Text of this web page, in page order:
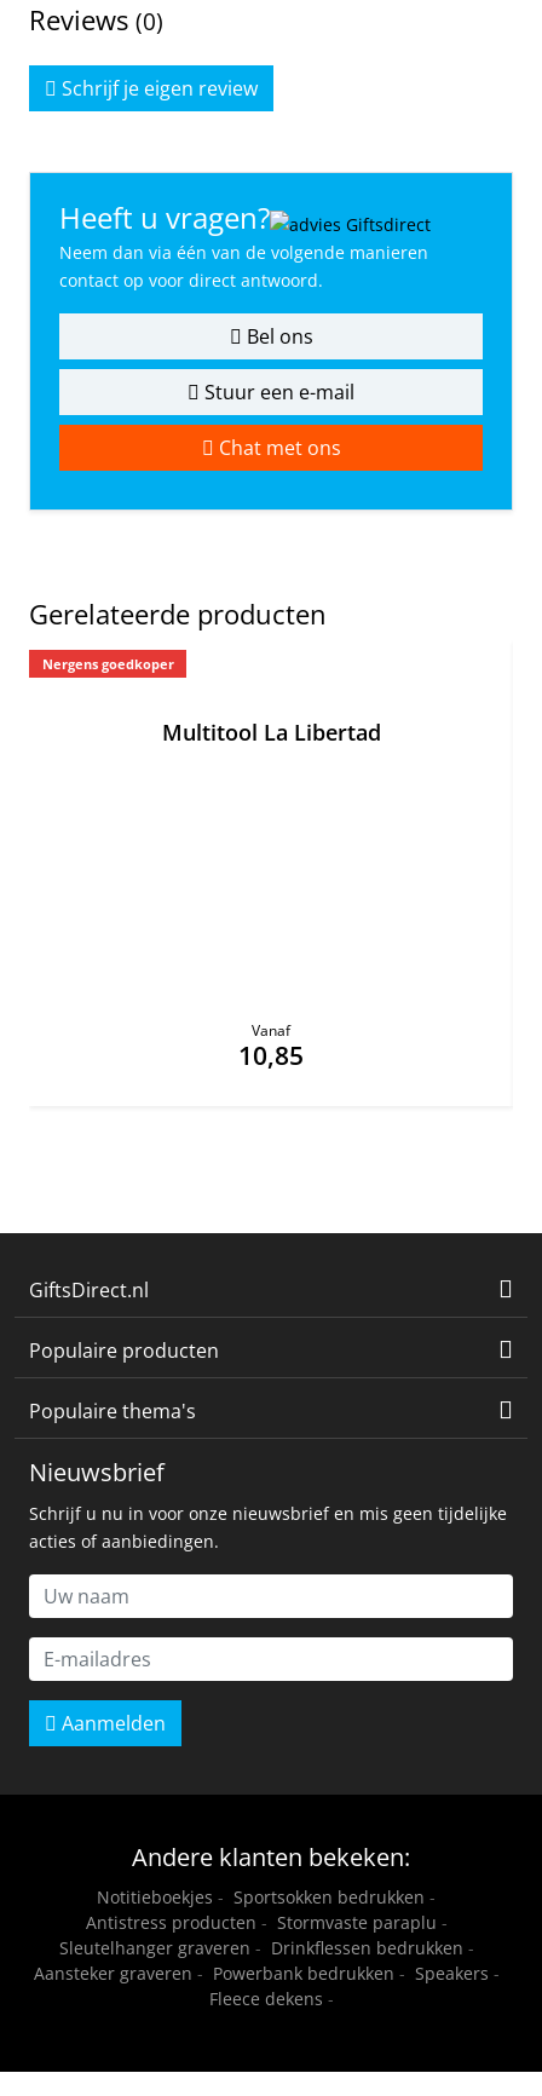
Reviews (0)
Schrijf je eigen review
Heeft u vragen?
Neem dan via één van de volgende manieren
contact op voor direct antwoord.
Bel ons
Stuur een e-mail
Chat met ons
Gerelateerde producten
Nergens goedkoper
Multitool La Libertad
Vanaf
10,85
GiftsDirect.nl
Populaire producten
Populaire thema's
Nieuwsbrief
Schrijf u nu in voor onze nieuwsbrief en mis geen tijdelijke
acties of aanbiedingen.
Aanmelden
Andere klanten bekeken:
Notitieboekjes - Sportsokken bedrukken -
Antistress producten - Stormvaste paraplu -
Sleutelhanger graveren - Drinkflessen bedrukken -
Aansteker graveren - Powerbank bedrukken - Speakers -
Fleece dekens -